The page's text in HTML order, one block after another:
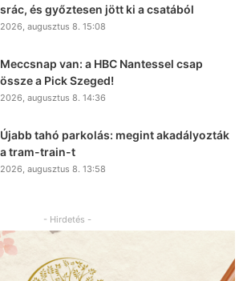
srác, és győztesen jött ki a csatából
2026, augusztus 8. 15:08
Meccsnap van: a HBC Nantessel csap
össze a Pick Szeged!
2026, augusztus 8. 14:36
Újabb tahó parkolás: megint akadályozták
a tram-train-t
2026, augusztus 8. 13:58
- Hirdetés -